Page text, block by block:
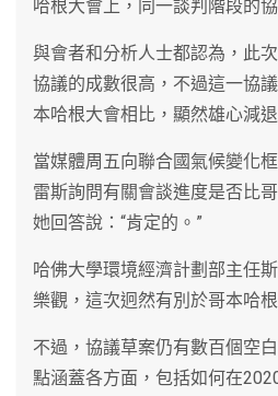
哈根大會上，同一談判階段的
與會者和分析人士都認為，此
協議的成數很高，不過這一協
本哈根大會相比，顯然雄心減退
當媒體周五向聯合國氣候變化
雷斯詢問有關會談進度是否比
她回答說：“肯定的。”
哈佛大學環境經濟計劃部主任
樂觀，這次迥然有別於哥本哈
不過，協議草案仍有數百個空
點涵蓋各方面，包括如何在